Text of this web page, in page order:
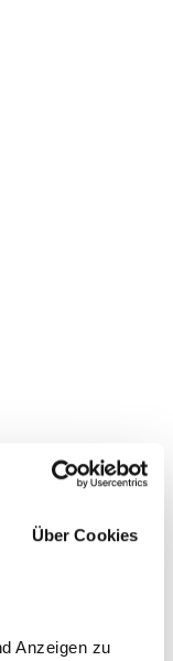
Über Cookies
Anzeigen zu